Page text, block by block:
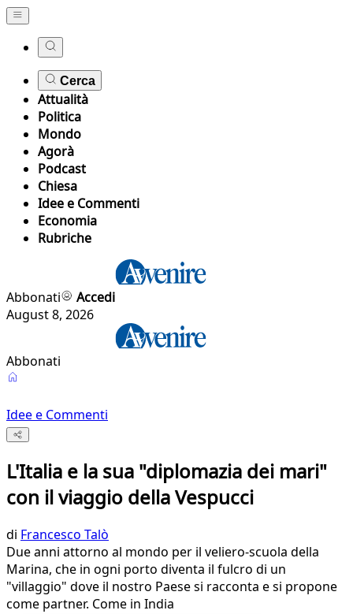
Cerca
Attualità
Politica
Mondo
Agorà
Podcast
Chiesa
Idee e Commenti
Economia
Rubriche
Abbonati
Accedi
August 8, 2026
Abbonati
Idee e Commenti
L'Italia e la sua "diplomazia dei mari"
con il viaggio della Vespucci
di Francesco Talò
Due anni attorno al mondo per il veliero-scuola della
Marina, che in ogni porto diventa il fulcro di un
"villaggio" dove il nostro Paese si racconta e si propone
come partner. Come in India